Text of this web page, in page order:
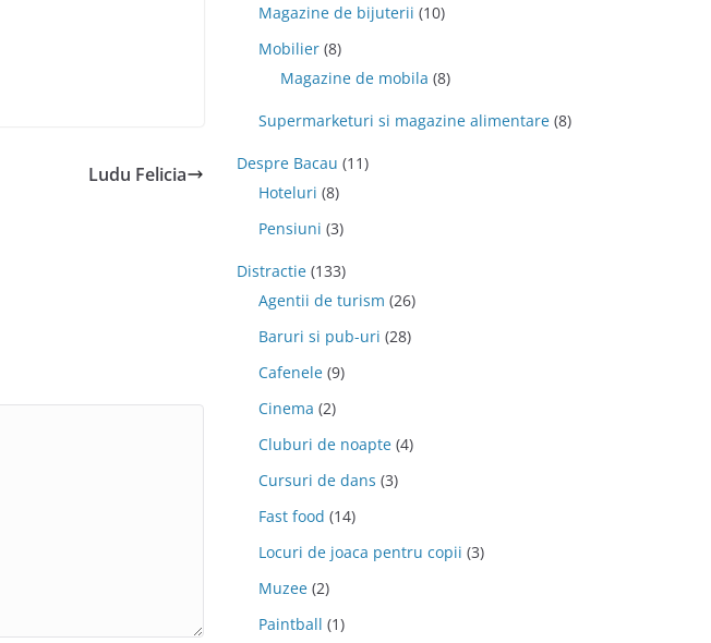
Ludu Felicia
Magazine de bijuterii (10)
Mobilier (8)
Magazine de mobila (8)
Supermarketuri si magazine alimentare (8)
Despre Bacau (11)
Hoteluri (8)
Pensiuni (3)
Distractie (133)
Agentii de turism (26)
Baruri si pub-uri (28)
Cafenele (9)
Cinema (2)
Cluburi de noapte (4)
Cursuri de dans (3)
Fast food (14)
Locuri de joaca pentru copii (3)
Muzee (2)
Paintball (1)